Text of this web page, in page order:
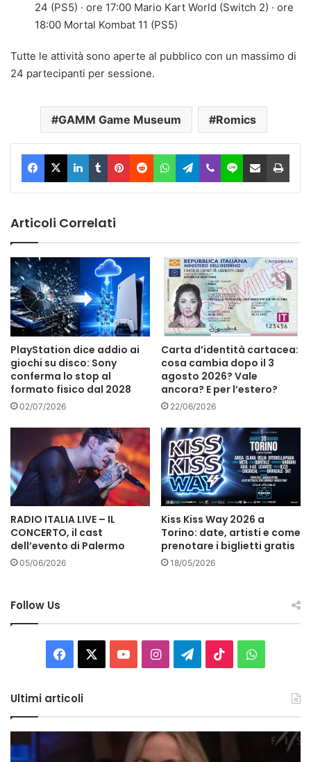
24 (PS5) · ore 17:00 Mario Kart World (Switch 2) · ore
18:00 Mortal Kombat 11 (PS5)
Tutte le attività sono aperte al pubblico con un massimo di
24 partecipanti per sessione.
GAMM Game Museum Romics
Facebook
X LinkedIn
TumblrPinterest
RedditWhatsAppTelegram
ViberLine Condividi via Email
Articoli Correlati
PlayStation dice addio ai
giochi su disco: Sony
conferma lo stop al
formato fisico dal 2028
02/07/2026
Carta d’identità cartacea:
cosa cambia dopo il 3
agosto 2026? Vale
ancora? E per l’estero?
22/06/2026
RADIO ITALIA LIVE – IL
CONCERTO, il cast
dell’evento di Palermo
05/06/2026
Kiss Kiss Way 2026 a
Torino: date, artisti e come
prenotare i biglietti gratis
18/05/2026
Follow Us
Facebook You InstagramTelegram
TikTok
Ultimi articoli